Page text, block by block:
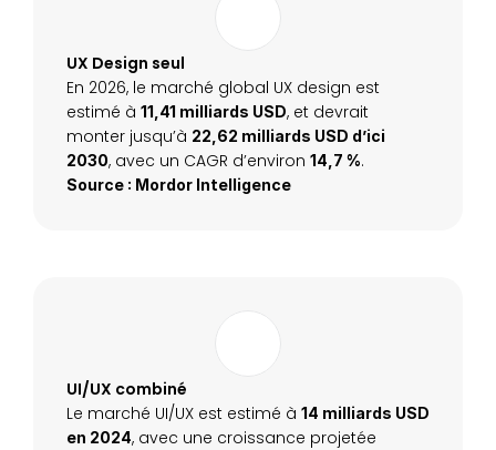
UX Design seul
En 2026, le marché global UX design est
estimé à 11,41 milliards USD, et devrait
monter jusqu’à 22,62 milliards USD d’ici
2030, avec un CAGR d’environ 14,7 %.
Source : Mordor Intelligence
UI/UX combiné
Le marché UI/UX est estimé à 14 milliards USD
en 2024, avec une croissance projetée